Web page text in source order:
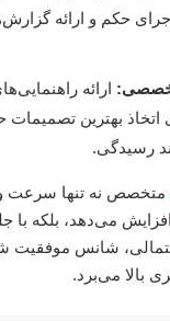
اجرای حکم و ارائه
ارائه
اتخاذ بهترین تصمیمات
رسیدگی.
متخصص نه تنها سرعت
می‌دهد، بلکه با
شانس موفقیت
بالا می‌برد.